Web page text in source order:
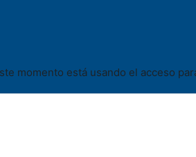
momento está usando el acceso